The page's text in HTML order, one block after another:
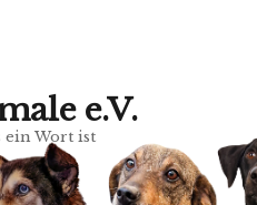
e.V.
ein Wort ist